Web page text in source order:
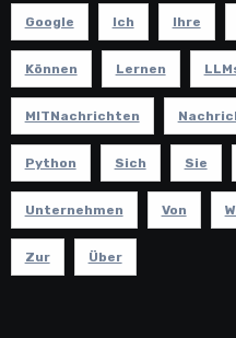
Google Ich Ihre
Können Lernen
MITNachrichten
Python Sich Sie
Unternehmen Von
Zur Über